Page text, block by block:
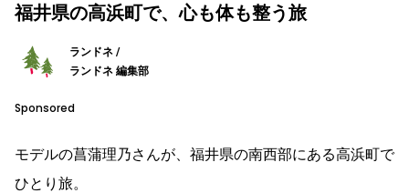
福井県の高浜町で、心も体も整う旅
ランドネ /
ランドネ 編集部
Sponsored
モデルの菖蒲理乃さんが、福井県の南西部にある高浜町で
ひとり旅。